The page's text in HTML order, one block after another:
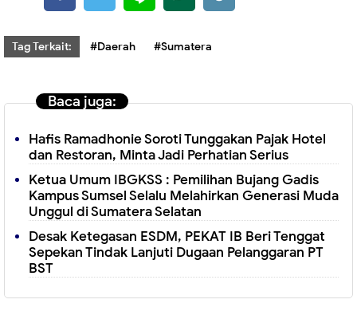
Tag Terkait: #Daerah #Sumatera
Baca juga:
Hafis Ramadhonie Soroti Tunggakan Pajak Hotel
dan Restoran, Minta Jadi Perhatian Serius
Ketua Umum IBGKSS : Pemilihan Bujang Gadis
Kampus Sumsel Selalu Melahirkan Generasi Muda
Unggul di Sumatera Selatan
Desak Ketegasan ESDM, PEKAT IB Beri Tenggat
Sepekan Tindak Lanjuti Dugaan Pelanggaran PT
BST